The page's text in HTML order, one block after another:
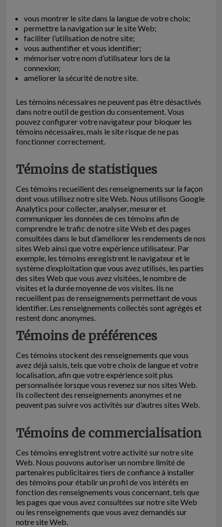
vous montrer le site dans la langue de votre choix;
permettre la navigation sur le site Web;
faciliter l’utilisation de notre site;
vous authentifier et vous identifier;
mémoriser votre nom d’utilisateur lors de la
connexion;
améliorer la sécurité de notre site.
Les témoins nécessaires ne peuvent pas être désactivés
dans notre outil de gestion du consentement. Vous
pouvez configurer votre navigateur pour bloquer les
témoins nécessaires, mais le site risque de ne pas
fonctionner correctement.
Témoins de statistiques
Ces témoins recueillent des renseignements sur la façon
dont vous utilisez notre site Web. Nous utilisons Google
Analytics pour collecter, analyser, mesurer et
communiquer les données de ces témoins afin de
comprendre le trafic de notre site Web et des pages
consultées dans le but d’améliorer les rendements de nos
sites Web ainsi que votre expérience utilisateur. Par
exemple, les témoins enregistrent le navigateur et le
système d’exploitation que vous avez utilisés, les parties
des sites Web que vous avez visitées, le nombre de
visites et la durée moyenne de vos visites. Ils ne
recueillent pas de renseignements permettant de vous
identifier. Les renseignements collectés sont agrégés et
restent donc anonymes.
Témoins de préférences
Ces témoins stockent des renseignements que vous
avez déjà saisis, tels que votre choix de langue et votre
localisation, afin que votre expérience soit plus
personnalisée lorsque vous revenez sur nos sites Web.
Ils collectent des renseignements anonymes et ne
peuvent pas suivre vos activités sur d’autres sites Web.
Témoins de commercialisation
Ces témoins enregistrent votre activité sur notre site
Web. Nous pouvons autoriser un nombre limité de
partenaires publicitaires tiers de confiance à installer
des témoins pour établir un profil de vos intérêts en
fonction des renseignements vous concernant, tels que
les pages que vous avez consultées sur notre site Web
ou les renseignements que vous avez demandés sur
notre site Web.